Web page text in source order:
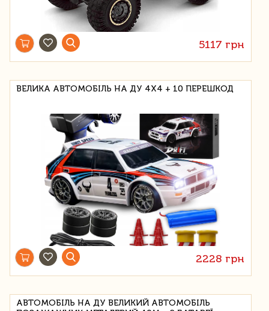
5117 грн
ВЕЛИКА АВТОМОБІЛЬ НА ДУ 4X4 + 10 ПЕРЕШКОД
2228 грн
АВТОМОБІЛЬ НА ДУ ВЕЛИКИЙ АВТОМОБІЛЬ